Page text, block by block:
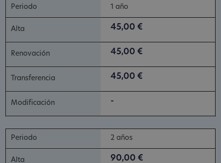
1 año
45,00 €
45,00 €
45,00 €
-
2 años
90,00 €